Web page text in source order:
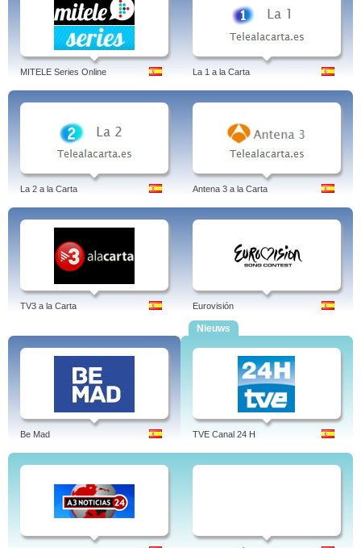
MITELE Series Online La 1 a la Carta
La 2 a la Carta Antena 3 a la Carta
TV3 a la Carta Eurovisión
Be Mad
Nieuws
TVE Canal 24 H